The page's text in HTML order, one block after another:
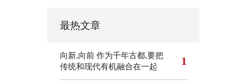
最热文章
向新,向前 作为千年古都,要把
传统和现代有机融合在一起
1